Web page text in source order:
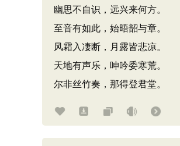
幽思不自识，远兴来何方。
至音有如此，始晤韶与章。
风霜入凄断，月露皆悲凉。
天地有声乐，呻吟委寒荒。
尔非丝竹奏，那得登君堂。